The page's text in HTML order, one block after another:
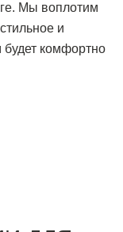
Мы воплотим
и
будет комфортно